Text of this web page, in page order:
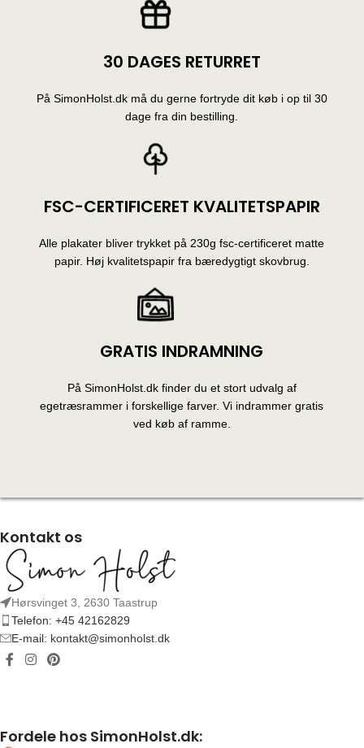
30 DAGES RETURRET
På SimonHolst.dk må du gerne fortryde dit køb i op til 30
dage fra din bestilling.
FSC-CERTIFICERET KVALITETSPAPIR
Alle plakater bliver trykket på 230g fsc-certificeret matte
papir. Høj kvalitetspapir fra bæredygtigt skovbrug.
GRATIS INDRAMNING
På SimonHolst.dk finder du et stort udvalg af
egetræsrammer i forskellige farver. Vi indrammer gratis
ved køb af ramme.
Kontakt os
Hørsvinget 3, 2630 Taastrup
Telefon: +45 42162829
E-mail: kontakt@simonholst.dk
Fordele hos SimonHolst.dk: